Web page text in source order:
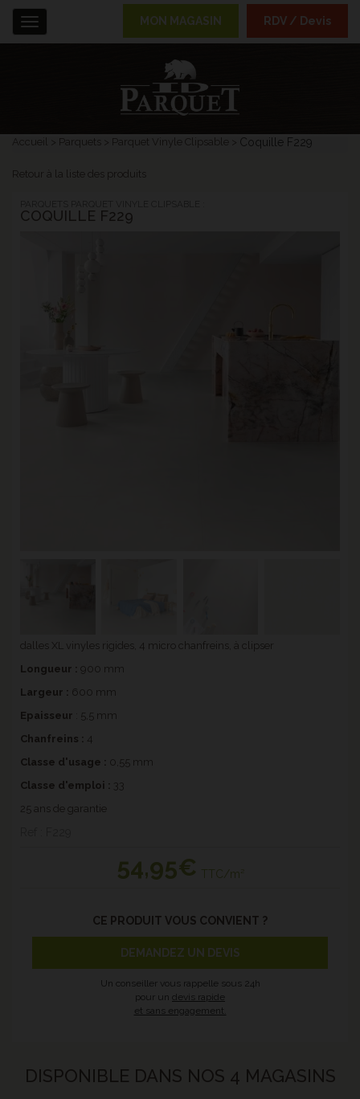
Accueil Parquets Parquet Vinyle Clipsable Coquille F229
Retour à la liste des produits
COQUILLE F229
dalles XL vinyles rigides, 4 micro chanfreins, à clipser
Longueur : 900 mm
Largeur : 600 mm
Epaisseur : 5,5 mm
Chanfreins : 4
Classe d'usage : 0,55 mm
Classe d'emploi : 33
25 ans de garantie
54,95€ TTC/m²
CE PRODUIT VOUS CONVIENT ?
DEMANDEZ UN DEVIS
Un conseiller vous rappelle sous 24h
pour un devis rapide
et sans engagement.
DISPONIBLE DANS NOS 4 MAGASINS
Menu MON MAGASIN RDV / Devis